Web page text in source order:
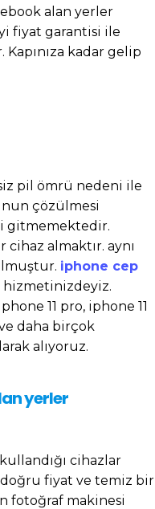
alan yerler
fiyat garantisi ile
kadar gelip
pil ömrü nedeni ile
çözülmesi
gitmemektedir.
almaktır. aynı
iphone cep
hizmetinizdeyiz.
11 pro, iphone 11
daha birçok
alıyoruz.
yerler
cihazlar
doğru fiyat ve temiz bir
fotoğraf makinesi